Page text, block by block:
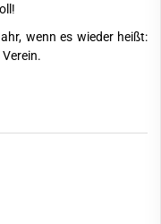
wenn es wieder heißt: